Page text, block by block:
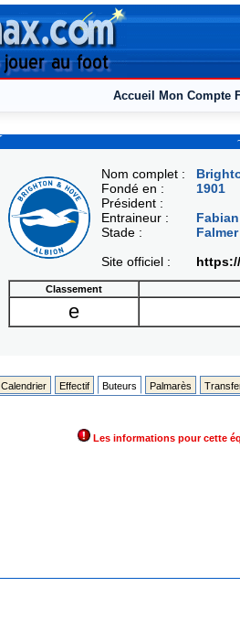
Accueil Mon Compte
Nom complet :
Fondé en :
Président :
Entraineur :
Stade :
Site officiel :
1901
Classement
e
Calendrier Effectif Buteurs Palmarès
Les informations pour cette